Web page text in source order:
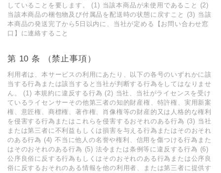
していることを要します。 (1) 当該本商品が未使⽤であること (2)
当該本商品の梱包物及び付属品を配送時の状態に戻すこと (3) 当該
本商品の発送完了から5⽇以内に、当社が定める【お問い合わせ窓
⼝】に連絡すること
第 10 条 （禁⽌事項）
利⽤者は、本サービスの利⽤にあたり、以下の各号のいずれかに該
当する⾏為または該当すると当社が判断する⾏為をしてはなりませ
ん。 (1) 本規約に違反する⾏為 (2) 当社、当社がライセンスを受け
ているライセンサーその他第三者の知的財産権、特許権、実⽤新案
権、意匠権、商標権、著作権、肖像権等の財産的⼜は⼈格的な権利
を侵害する⾏為またはこれらを侵害するおそれのある⾏為 (3) 当社
または第三者に不利益もしくは損害を与える⾏為またはそのおそれ
のある⾏為 (4) 不当に他⼈の名誉や権利、信⽤を傷つける⾏為また
はそのおそれのある⾏為 (5) 法令または条例等に違反する⾏為 (6)
公序良俗に反する⾏為もしくはそのおそれのある⾏為または公序良
俗に反するおそれのある情報を他の利⽤者、または第三者に提供す